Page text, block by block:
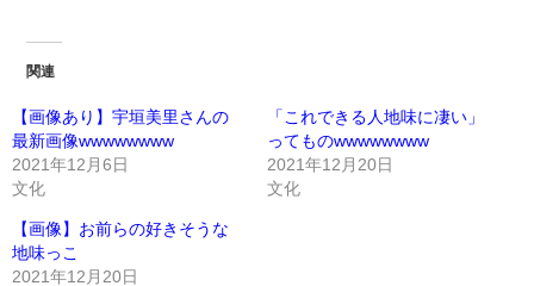
関連
【画像あり】宇垣美里さんの
最新画像wwwwwwww
2021年12月6日
文化
「これできる人地味に凄い」
ってものwwwwwwww
2021年12月20日
文化
【画像】お前らの好きそうな
地味っこ
2021年12月20日